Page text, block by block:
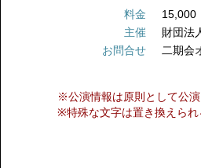
料金
主催
財団法
お問合せ
二期会
※公演情報は原則として公
※特殊な文字は置き換えられ